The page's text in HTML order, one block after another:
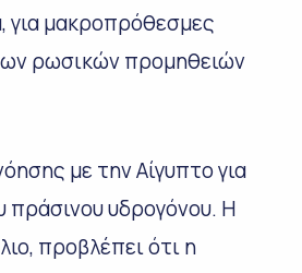
για μακροπρόθεσμες
ρωσικών προμηθειών
με την Αίγυπτο για
πράσινου υδρογόνου. Η
προβλέπει ότι η